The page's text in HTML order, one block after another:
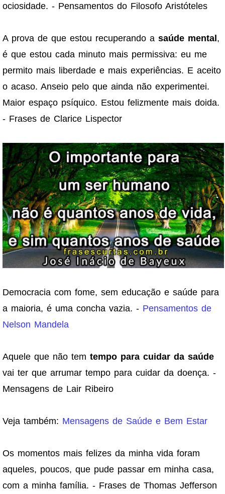
ociosidade. - Pensamentos do Filosofo Aristóteles
A prova de que estou recuperando a saúde mental,
é que estou cada minuto mais permissiva: eu me
permito mais liberdade e mais experiências. E aceito
o acaso. Anseio pelo que ainda não experimentei.
Maior espaço psíquico. Estou felizmente mais doida.
- Frases de Clarice Lispector
Democracia com fome, sem educação e saúde para
a maioria, é uma concha vazia. - Pensamentos de
Nelson Mandela
Aquele que não tem tempo para cuidar da saúde
vai ter que arrumar tempo para cuidar da doença. -
Mensagens de Lair Ribeiro
Veja também: Mensagens de Saúde e Bem Estar
Os momentos mais felizes da minha vida foram
aqueles, poucos, que pude passar em minha casa,
com a minha família. - Frases de Thomas Jefferson